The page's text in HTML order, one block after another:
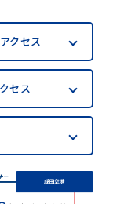
アクセス
セス